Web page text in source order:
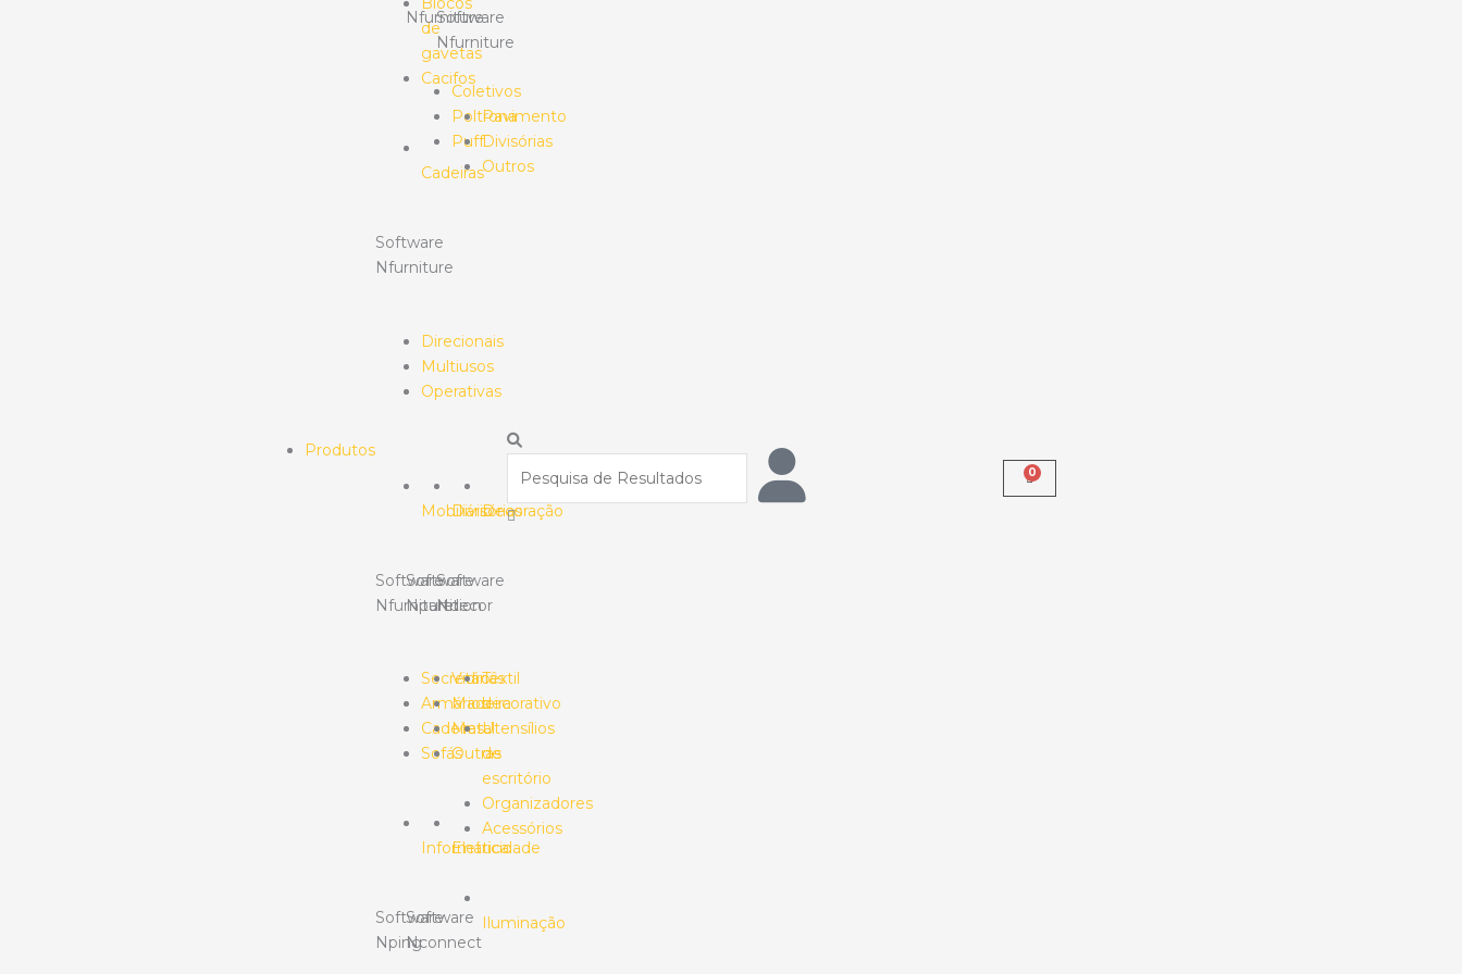
de
gavetas
Cacifos
Cadeiras
Software
Nfurniture
Direcionais
Multiusos
Operativas
Nfurniture
Coletivos
Poltrona
Puff
Software
Nfurniture
Pavimento
Divisórias
Outros
Produtos
Mobiliário
Software
Nfurniture
Secretárias
Armários
Cadeiras
Sofás
Informática
Software
Nping
Divisórias
Software
Npartition
Vidro
Madeira
Metal
Outras
Eletricidade
Software
Nconnect
Decoração
Software
Ndecor
Têxtil
decorativo
Utensílios
de
escritório
Organizadores
Acessórios
Iluminação
Procurar